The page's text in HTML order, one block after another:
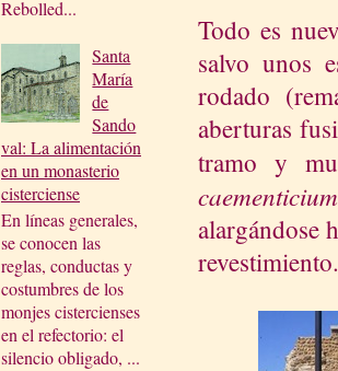
Rebolled...
Santa
María
de
Sando
val: La alimentación
en un monasterio
cisterciense
En líneas generales,
se conocen las
reglas, conductas y
costumbres de los
monjes cistercienses
en el refectorio: el
silencio obligado, ...
Todo es
salvo unos
rodado
aberturas
tramo y
alargándose
revestimiento.